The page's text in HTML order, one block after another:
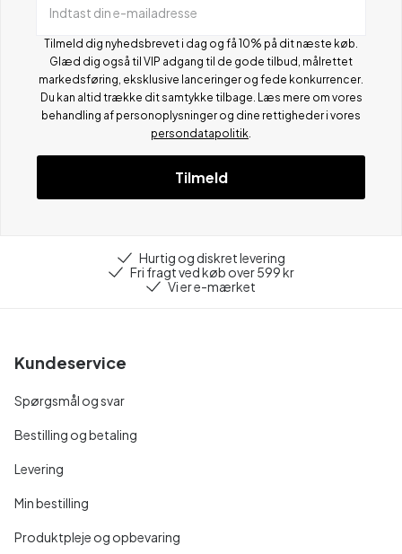
Indtast din e-mailadresse
Tilmeld dig nyhedsbrevet i dag og få 10% på dit næste køb.
Glæd dig også til VIP adgang til de gode tilbud, målrettet
markedsføring, eksklusive lanceringer og fede konkurrencer.
Du kan altid trække dit samtykke tilbage. Læs mere om vores
behandling af personoplysninger og dine rettigheder i vores
persondatapolitik
Tilmeld
Hurtig og diskret levering
Fri fragt ved køb over 599 kr
Vi er e-mærket
Kundeservice
Spørgsmål og svar
Bestilling og betaling
Levering
Min bestilling
Produktpleje og opbevaring